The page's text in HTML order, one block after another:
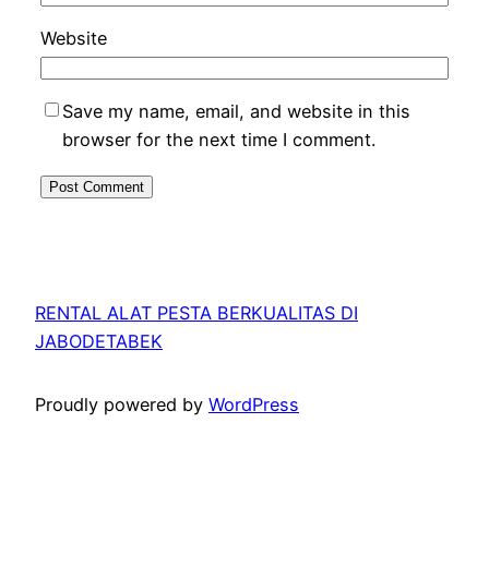
Website
Save my name, email, and website in this
browser for the next time I comment.
RENTAL ALAT PESTA BERKUALITAS DI
JABODETABEK
Proudly powered by WordPress